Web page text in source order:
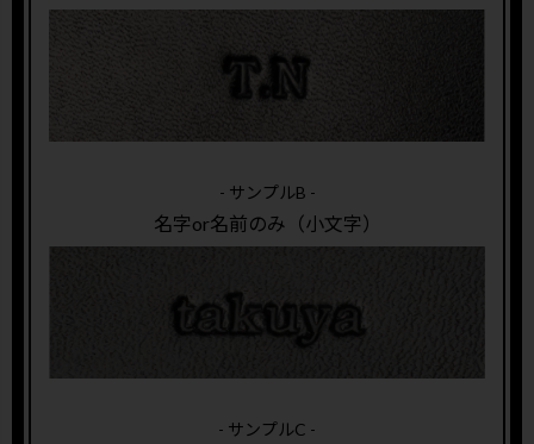
- サンプルB -
名字or名前のみ（小文字）
- サンプルC -